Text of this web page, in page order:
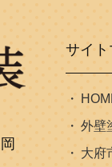
サイ
外壁
大府